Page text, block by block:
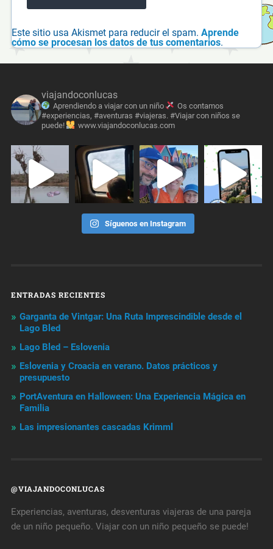
Este sitio usa Akismet para reducir el spam. Aprende
cómo se procesan los datos de tus comentarios.
viajandoconlucas
Aprendiendo a viajar con un niño
Os contamos
#experiencias, #aventuras #viajeras. #Viajar con niños se
puede!
www.viajandoconlucas.com
Síguenos en Instagram
ENTRADAS RECIENTES
Garganta de Vintgar: Una Ruta Imprescindible desde el
Lago Bled
Lago Bled – Eslovenia
Eslovenia y Croacia en verano. Datos prácticos y
presupuesto
PortAventura en Halloween: Una Experiencia Mágica en
Familia
Las impresionantes cascadas Krimml
@VIAJANDOCONLUCAS
Experiencias, aventuras, desventuras viajeras de una pareja
de un niño pequeño. Viajar con un niño pequeño se puede!